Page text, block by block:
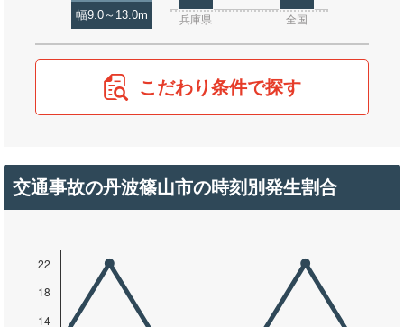
幅9.0～13.0m 兵庫県 全国
こだわり条件で探す
交通事故の丹波篠山市の時刻別発生割合